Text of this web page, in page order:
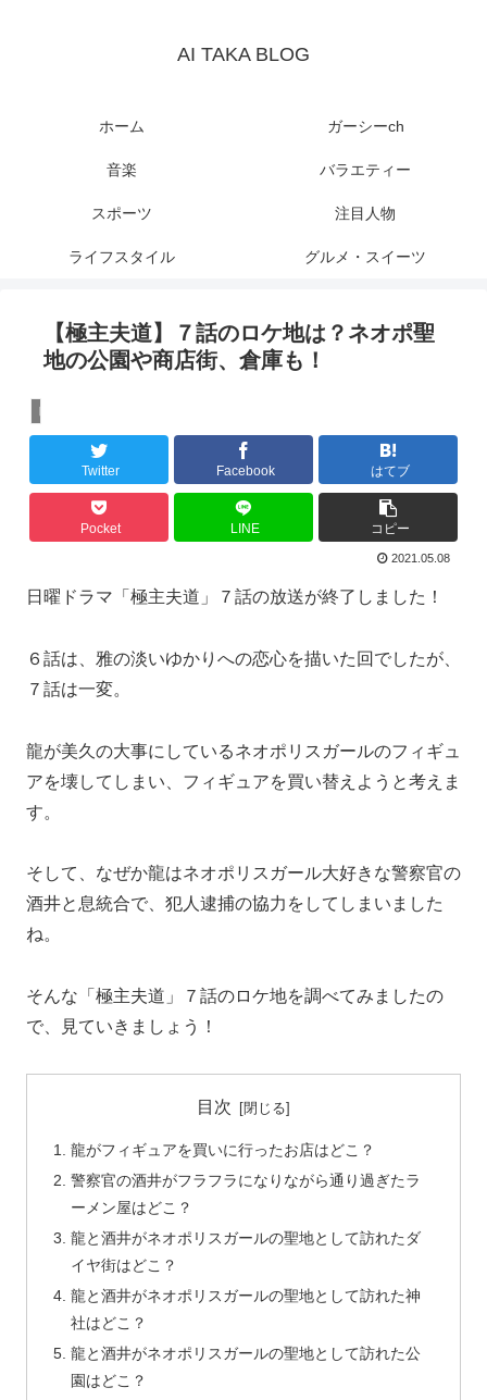
AI TAKA BLOG
ホーム ガーシーch
音楽 バラエティー
スポーツ 注目人物
ライフスタイル グルメ・スイーツ
【極主夫道】７話のロケ地は？ネオポ聖
地の公園や商店街、倉庫も！
Twitter Facebook はてブ
Pocket LINE コピー
2021.05.08
日曜ドラマ「極主夫道」７話の放送が終了しました！
６話は、雅の淡いゆかりへの恋心を描いた回でしたが、
７話は一変。
龍が美久の大事にしているネオポリスガールのフィギュ
アを壊してしまい、フィギュアを買い替えようと考えま
す。
そして、なぜか龍はネオポリスガール大好きな警察官の
酒井と息統合で、犯人逮捕の協力をしてしまいました
ね。
そんな「極主夫道」７話のロケ地を調べてみましたの
で、見ていきましょう！
目次
龍がフィギュアを買いに行ったお店はどこ？
警察官の酒井がフラフラになりながら通り過ぎたラ
ーメン屋はどこ？
龍と酒井がネオポリスガールの聖地として訪れたダ
イヤ街はどこ？
龍と酒井がネオポリスガールの聖地として訪れた神
社はどこ？
龍と酒井がネオポリスガールの聖地として訪れた公
園はどこ？